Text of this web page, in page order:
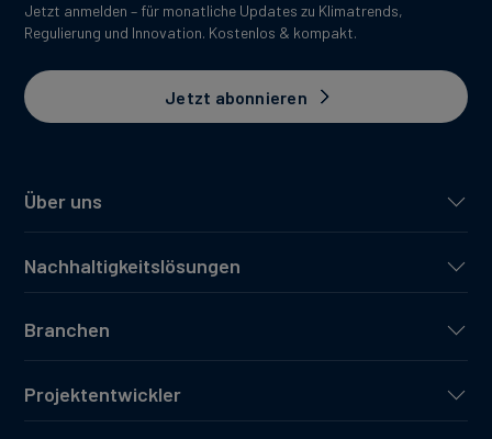
Über uns
Nachhaltigkeitslösungen
Branchen
Projektentwickler
Jetzt anmelden – für monatliche Updates zu Klimatrends,
Regulierung und Innovation. Kostenlos & kompakt.
Jetzt abonnieren